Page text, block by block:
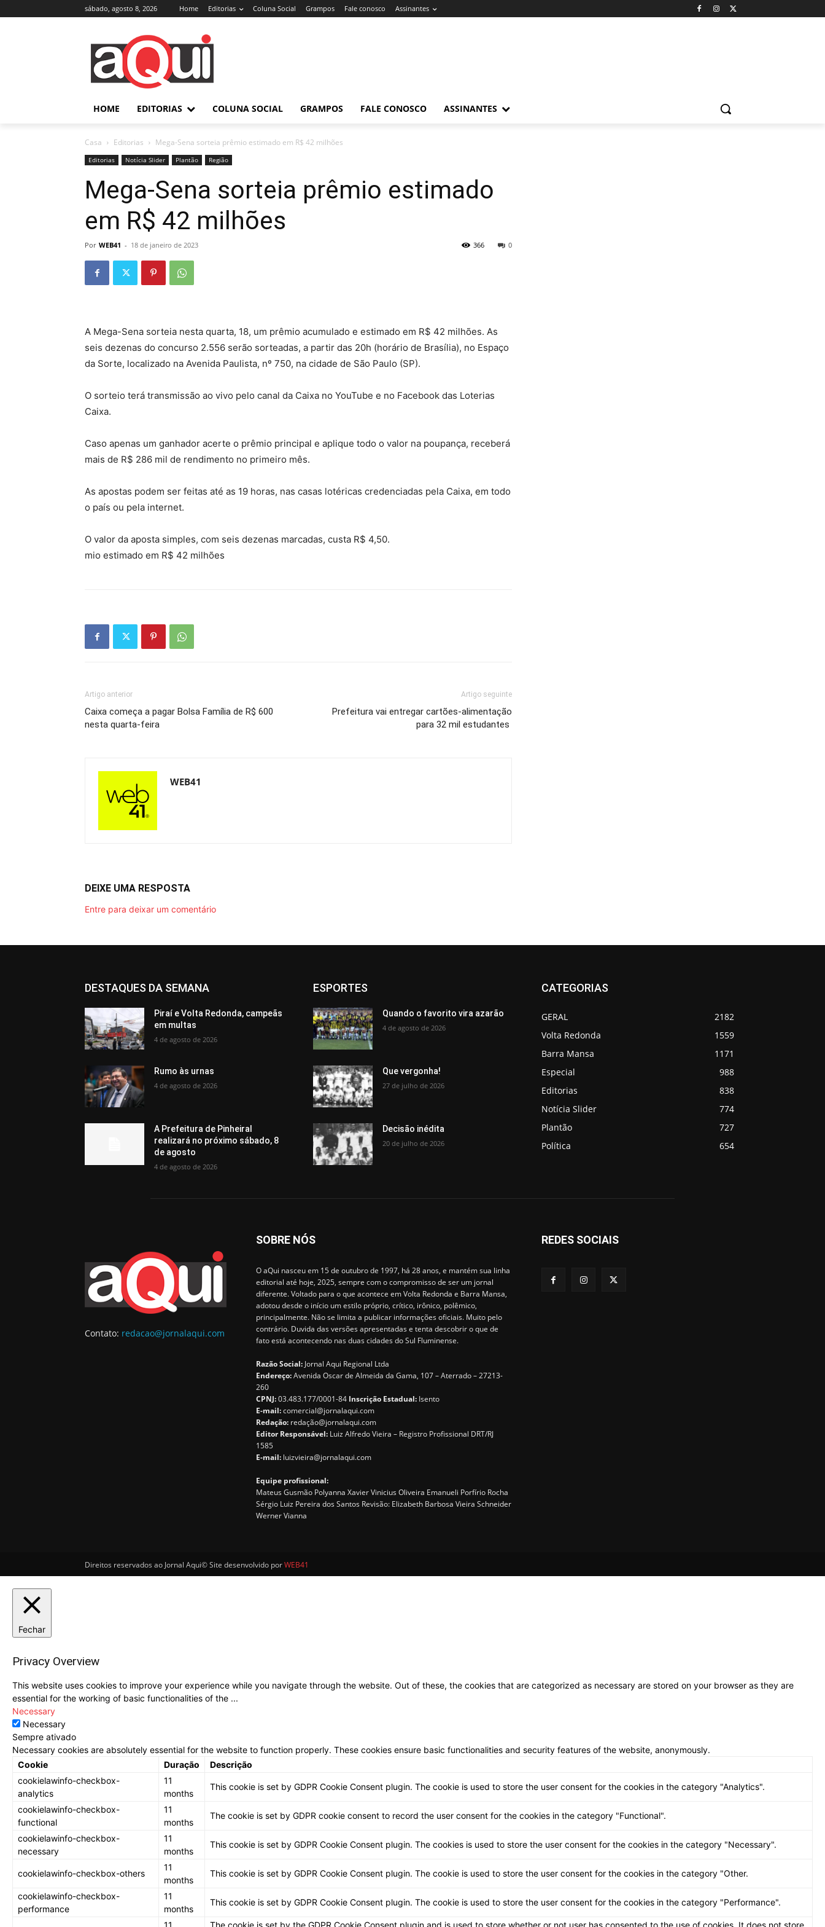
sábado, agosto 8, 2026 Home Editorias Coluna Social Grampos Fale conosco Assinantes
HOME EDITORIAS COLUNA SOCIAL GRAMPOS FALE CONOSCO ASSINANTES
Casa Editorias Mega-Sena sorteia prêmio estimado em R$ 42 milhões
Editorias Notícia Slider Plantão Região
Mega-Sena sorteia prêmio estimado
em R$ 42 milhões
Por WEB41 - 18 de janeiro de 2023 0
366
A Mega-Sena sorteia nesta quarta, 18, um prêmio acumulado e estimado em R$ 42 milhões. As
seis dezenas do concurso 2.556 serão sorteadas, a partir das 20h (horário de Brasília), no Espaço
da Sorte, localizado na Avenida Paulista, nº 750, na cidade de São Paulo (SP).
O sorteio terá transmissão ao vivo pelo canal da Caixa no YouTube e no Facebook das Loterias
Caixa.
Caso apenas um ganhador acerte o prêmio principal e aplique todo o valor na poupança, receberá
mais de R$ 286 mil de rendimento no primeiro mês.
As apostas podem ser feitas até as 19 horas, nas casas lotéricas credenciadas pela Caixa, em todo
o país ou pela internet.
O valor da aposta simples, com seis dezenas marcadas, custa R$ 4,50.
mio estimado em R$ 42 milhões
Artigo anterior
Caixa começa a pagar Bolsa Família de R$ 600
nesta quarta-feira
Artigo seguinte
Prefeitura vai entregar cartões-alimentação
para 32 mil estudantes
WEB41
DEIXE UMA RESPOSTA
Entre para deixar um comentário
DESTAQUES DA SEMANA
Piraí e Volta Redonda, campeãs
em multas
4 de agosto de 2026
Rumo às urnas
4 de agosto de 2026
A Prefeitura de Pinheiral
realizará no próximo sábado, 8
de agosto
4 de agosto de 2026
ESPORTES
Quando o favorito vira azarão
4 de agosto de 2026
Que vergonha!
27 de julho de 2026
Decisão inédita
20 de julho de 2026
CATEGORIAS
GERAL
2182
Volta Redonda
1559
Barra Mansa
1171
Especial
988
Editorias
838
Notícia Slider
774
Plantão
727
Política
654
Contato: redacao@jornalaqui.com
SOBRE NÓS
O aQui nasceu em 15 de outubro de 1997, há 28 anos, e mantém sua linha
editorial até hoje, 2025, sempre com o compromisso de ser um jornal
diferente. Voltado para o que acontece em Volta Redonda e Barra Mansa,
adotou desde o início um estilo próprio, crítico, irônico, polêmico,
principalmente. Não se limita a publicar informações oficiais. Muito pelo
contrário. Duvida das versões apresentadas e tenta descobrir o que de
fato está acontecendo nas duas cidades do Sul Fluminense.
Razão Social: Jornal Aqui Regional Ltda
Endereço:Avenida Oscar de Almeida da Gama, 107 – Aterrado – 27213-
260
CPNJ:03.483.177/0001-84 Inscrição Estadual: Isento
E-mail:comercial@jornalaqui.com
Redação: redação@jornalaqui.com
Editor Responsável: Luiz Alfredo Vieira – Registro Profissional DRT/RJ
1585
E-mail: luizvieira@jornalaqui.com
Equipe profissional:
Mateus Gusmão Polyanna Xavier Vinicius Oliveira Emanueli Porfírio Rocha
Sérgio Luiz Pereira dos Santos Revisão: Elizabeth Barbosa Vieira Schneider
Werner Vianna
REDES SOCIAIS
Direitos reservados ao Jornal Aqui© Site desenvolvido porWEB41
Fechar
Privacy Overview
This website uses cookies to improve your experience while you navigate through the website. Out of these, the cookies that are categorized as necessary are stored on your browser as they are
essential for the working of basic functionalities of the ...
Necessary
Necessary
Sempre ativado
Necessary cookies are absolutely essential for the website to function properly. These cookies ensure basic functionalities and security features of the website, anonymously.
Cookie
Duração
Descrição
cookielawinfo-checkbox-
analytics
11
months
This cookie is set by GDPR Cookie Consent plugin. The cookie is used to store the user consent for the cookies in the category "Analytics".
cookielawinfo-checkbox-
functional
11
months
The cookie is set by GDPR cookie consent to record the user consent for the cookies in the category "Functional".
cookielawinfo-checkbox-
necessary
11
months
This cookie is set by GDPR Cookie Consent plugin. The cookies is used to store the user consent for the cookies in the category "Necessary".
cookielawinfo-checkbox-others
11
months
This cookie is set by GDPR Cookie Consent plugin. The cookie is used to store the user consent for the cookies in the category "Other.
cookielawinfo-checkbox-
performance
11
months
This cookie is set by GDPR Cookie Consent plugin. The cookie is used to store the user consent for the cookies in the category "Performance".